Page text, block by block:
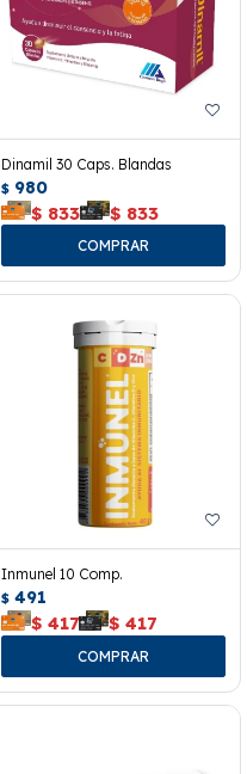
Dinamil 30 Caps. Blandas
$ 980
$ 833 $ 833
Inmunel 10 Comp.
$ 491
$ 417 $ 417